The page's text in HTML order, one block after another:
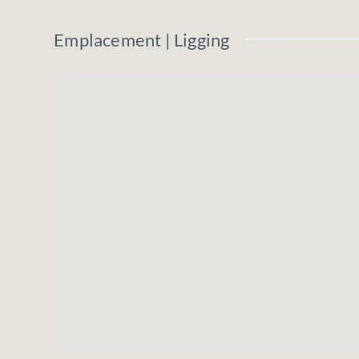
Bonne situation dans une rue avec peu
Emplacement | Ligging